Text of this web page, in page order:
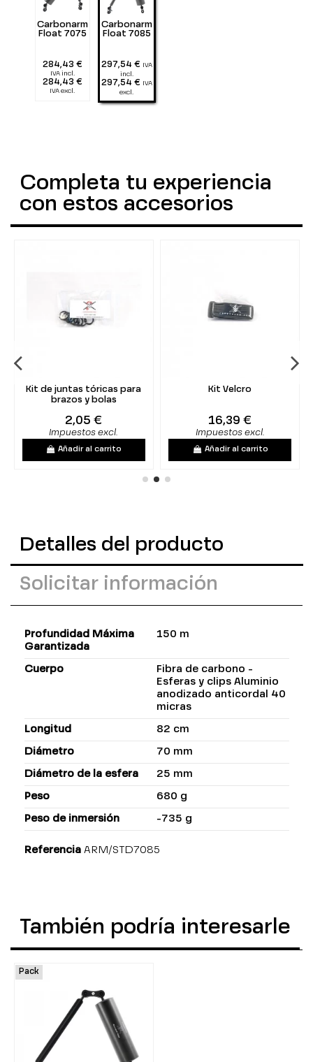
Carbonarm
Float 7075
284,43 €
IVA incl.
284,43 €
IVA excl.
Carbonarm
Float 7085
297,54 €
IVA
incl.
297,54 €
IVA
excl.
Completa tu experiencia
con estos accesorios
Kit de juntas tóricas para
brazos y bolas
2,05 €
Impuestos excl.
Añadir al carrito
Kit Velcro
16,39 €
Impuestos excl.
Añadir al carrito
Detalles del producto
Solicitar información
Profundidad Máxima
Garantizada
150 m
Cuerpo
Fibra de carbono -
Esferas y clips Aluminio
anodizado anticordal 40
micras
Longitud 82 cm
Diámetro 70 mm
Diámetro de la esfera 25 mm
Peso 680 g
Peso de inmersión -735 g
Referencia ARM/STD7085
También podría interesarle
Pack